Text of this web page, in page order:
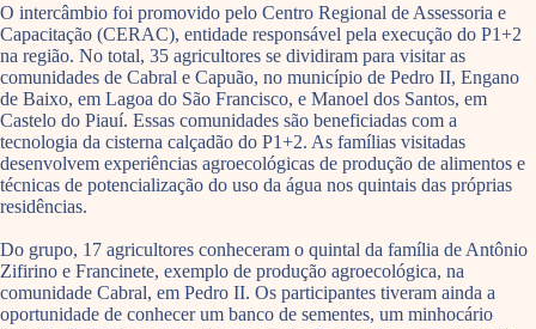
O intercâmbio foi promovido pelo Centro Regional de Assessoria e
Capacitação (CERAC), entidade responsável pela execução do P1+2
na região. No total, 35 agricultores se dividiram para visitar as
comunidades de Cabral e Capuão, no município de Pedro II, Engano
de Baixo, em Lagoa do São Francisco, e Manoel dos Santos, em
Castelo do Piauí. Essas comunidades são beneficiadas com a
tecnologia da cisterna calçadão do P1+2. As famílias visitadas
desenvolvem experiências agroecológicas de produção de alimentos e
técnicas de potencialização do uso da água nos quintais das próprias
residências.
Do grupo, 17 agricultores conheceram o quintal da família de Antônio
Zifirino e Francinete, exemplo de produção agroecológica, na
comunidade Cabral, em Pedro II. Os participantes tiveram ainda a
oportunidade de conhecer um banco de sementes, um minhocário